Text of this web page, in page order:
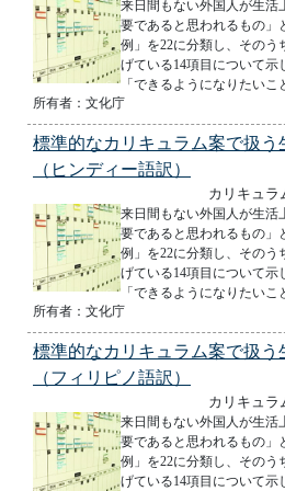
来日間もない外国人が生活
要であると思われるもの」
例」を22に分類し、その
げている14項目について示
「できるようになりたいこ
所有者：文化庁
標準的なカリキュラム案で扱う
（ヒンディー語訳）
カリキュラ
来日間もない外国人が生活
要であると思われるもの」
例」を22に分類し、その
げている14項目について示
「できるようになりたいこ
所有者：文化庁
標準的なカリキュラム案で扱う
（フィリピノ語訳）
カリキュラ
来日間もない外国人が生活
要であると思われるもの」
例」を22に分類し、その
げている14項目について示